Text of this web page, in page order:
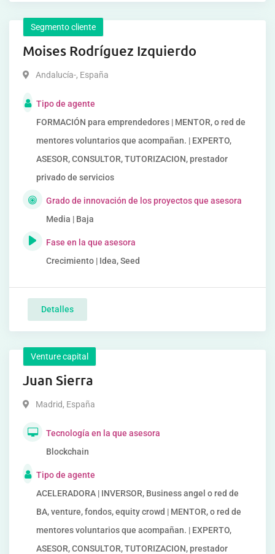
Segmento cliente
Moises Rodríguez Izquierdo
Andalucía-, España
Tipo de agente
FORMACIÓN para emprendedores | MENTOR, o red de
mentores voluntarios que acompañan. | EXPERTO,
ASESOR, CONSULTOR, TUTORIZACION, prestador
privado de servicios
Grado de innovación de los proyectos que asesora
Media | Baja
Fase en la que asesora
Crecimiento | Idea, Seed
Detalles
Venture capital
Juan Sierra
Madrid, España
Tecnología en la que asesora
Blockchain
Tipo de agente
ACELERADORA | INVERSOR, Business angel o red de
BA, venture, fondos, equity crowd | MENTOR, o red de
mentores voluntarios que acompañan. | EXPERTO,
ASESOR, CONSULTOR, TUTORIZACION, prestador